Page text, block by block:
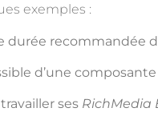
exemples :
durée recommandée
d’une
ses RichMedia